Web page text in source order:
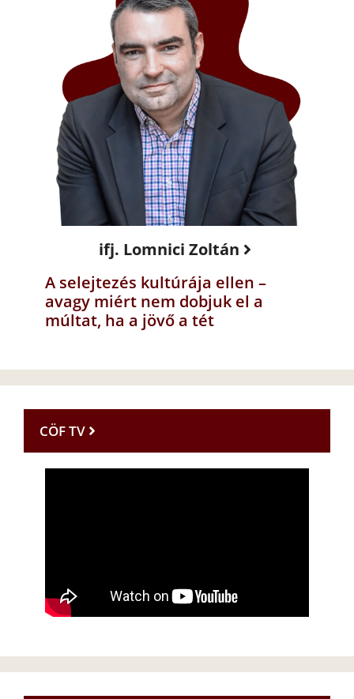
ifj. Lomnici Zoltán
A selejtezés kultúrája ellen –
avagy miért nem dobjuk el a
múltat, ha a jövő a tét
CÖF TV